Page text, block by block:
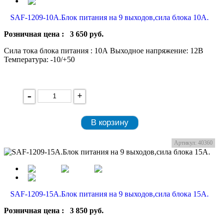
SAF-1209-10A.Блок питания на 9 выходов,сила блока 10А.
Розничная цена : 3 650 руб.
Сила тока блока питания : 10А Выходное напряжение: 12В
Температура: -10/+50
- +
В корзину
Артикул: 40360
SAF-1209-15A.Блок питания на 9 выходов,сила блока 15А.
Розничная цена : 3 850 руб.